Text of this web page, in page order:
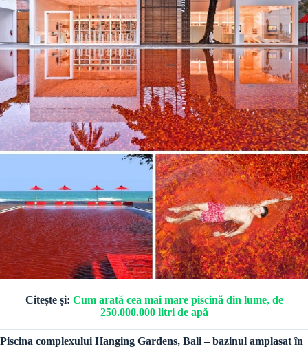
Citește și: Cum arată cea mai mare piscină din lume, de
250.000.000 litri de apă
Piscina complexului Hanging Gardens, Bali – bazinul amplasat în